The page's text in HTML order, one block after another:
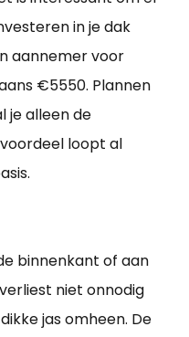
in je dak
aannemer voor
€5550. Plannen
je alleen de
loopt al
binnenkant of aan
niet onnodig
jas omheen. De